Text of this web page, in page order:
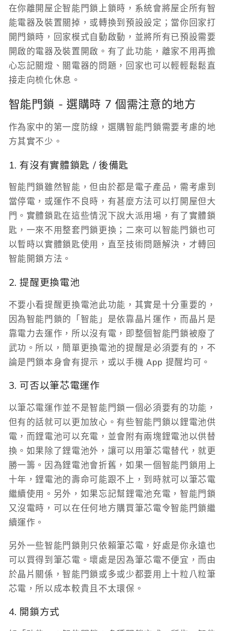
在你離開屋企智能門鎖上鎖時，系統會將屋企所有智
能電器及裝置關掉，或轉換到預設設定；當你回家打
開門鎖時，回家模式自動啟動，並將所有已預設需要
開啟的電器及裝置開啟。有了此功能，離家不用再擔
心忘記關燈、關電器的問題，回家也可以輕輕鬆鬆直
接走向梳化休息。
智能門鎖 - 選購時 7 個需注意的地方
作為家中的第一度防線，選購智能門鎖需要考慮的地
方其實不少。
1. 有沒有實體鎖匙 / 後備匙
智能門鎖雖然智能，但由於都是電子產品，需考慮到
當停電，或運作不良時，有甚麼方法可以打開屋但大
門。實體鎖匙在這些情況下說大派用場，有了實體鎖
匙，一來不用整套門鎖更換；二來可以智能門鎖也可
以暫時以實體鎖匙使用，直至技術問題解決，才轉回
智能開鎖方法。
2. 提醒更換電池
不要小看提醒更換電池此功能，其實是十分重要的，
因為智能門鎖的「智能」是依靠晶片運作，而晶片是
靠電力去運作，所以沒有電，即整個智能門鎖被廢了
武功。所以，簡單更換電池的提醒是必須要有的，不
論是門鎖本身會有提示，或以手機 App 提醒均可。
3. 可否以筆芯電運作
以筆芯電運作並不是智能門鎖一個必須要有的功能，
但有的話就可以更加放心。有些智能門鎖以鋰電池供
電，而鋰電池可以充電，並會附有兩塊鋰電池以供替
換。如果除了鋰電池外，讓可以用筆芯電替代，就更
勝一籌。因為鋰電池會折舊，如果一個智能門鎖用上
十年，鋰電池的壽命可能跟不上，到時就可以筆芯電
繼續使用。另外，如果忘記幫鋰電池充電，智能門鎖
又沒電時，可以在任何地方購買筆芯電令智能門鎖繼
續運作。
另外一些智能門鎖則只依賴筆芯電，好處是你永遠也
可以買得到筆芯電。壞處是因為筆芯電不便宜，而由
於晶片關係，智能門鎖或多或少都要用上十粒八粒筆
芯電，所以成本較貴且不太環保。
4. 開鎖方式